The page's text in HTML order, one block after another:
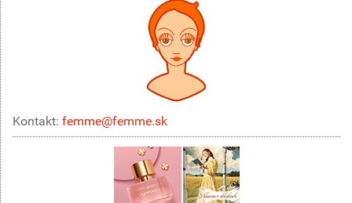
Kontakt: femme@femme.sk